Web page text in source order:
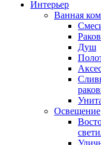
Интерьер
Ванная
Душ
Освещение